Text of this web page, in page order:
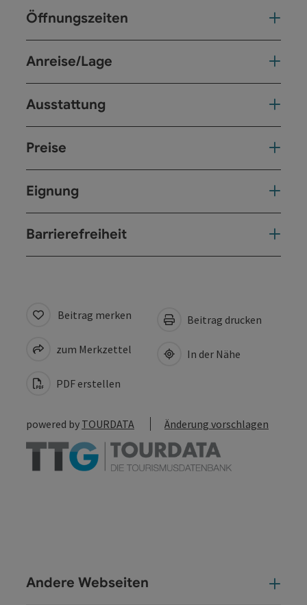
Öffnungszeiten
Anreise/Lage
Ausstattung
Preise
Eignung
Barrierefreiheit
Beitrag merken
zum Merkzettel
PDF erstellen
Beitrag drucken
In der Nähe
powered by TOURDATA Änderung vorschlagen
Andere Webseiten